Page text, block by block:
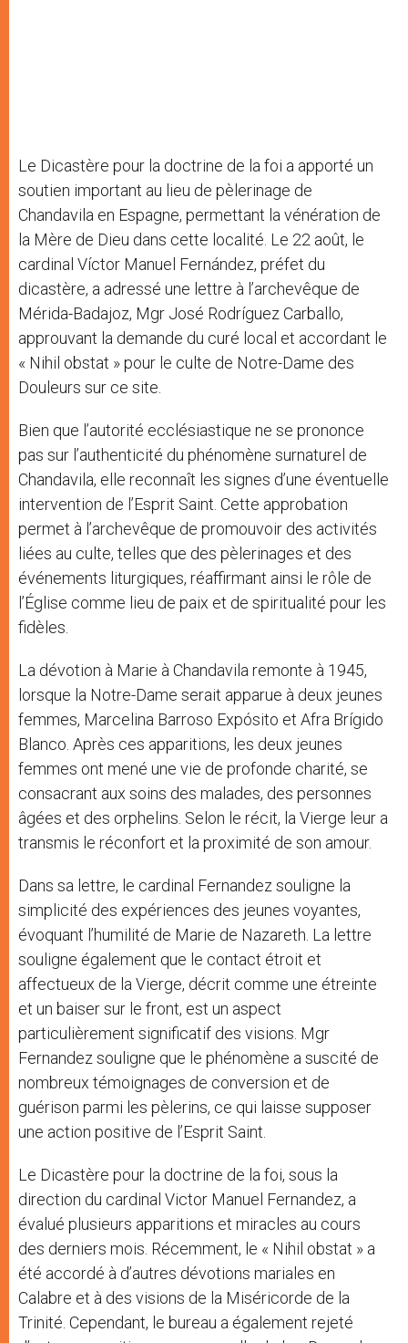
Le Dicastère pour la doctrine de la foi a apporté un
soutien important au lieu de pèlerinage de
Chandavila en Espagne, permettant la vénération de
la Mère de Dieu dans cette localité. Le 22 août, le
cardinal Víctor Manuel Fernández, préfet du
dicastère, a adressé une lettre à l’archevêque de
Mérida-Badajoz, Mgr José Rodríguez Carballo,
approuvant la demande du curé local et accordant le
« Nihil obstat » pour le culte de Notre-Dame des
Douleurs sur ce site.
Bien que l’autorité ecclésiastique ne se prononce
pas sur l’authenticité du phénomène surnaturel de
Chandavila, elle reconnaît les signes d’une éventuelle
intervention de l’Esprit Saint. Cette approbation
permet à l’archevêque de promouvoir des activités
liées au culte, telles que des pèlerinages et des
événements liturgiques, réaffirmant ainsi le rôle de
l’Église comme lieu de paix et de spiritualité pour les
fidèles.
La dévotion à Marie à Chandavila remonte à 1945,
lorsque la Notre-Dame serait apparue à deux jeunes
femmes, Marcelina Barroso Expósito et Afra Brígido
Blanco. Après ces apparitions, les deux jeunes
femmes ont mené une vie de profonde charité, se
consacrant aux soins des malades, des personnes
âgées et des orphelins. Selon le récit, la Vierge leur a
transmis le réconfort et la proximité de son amour.
Dans sa lettre, le cardinal Fernandez souligne la
simplicité des expériences des jeunes voyantes,
évoquant l’humilité de Marie de Nazareth. La lettre
souligne également que le contact étroit et
affectueux de la Vierge, décrit comme une étreinte
et un baiser sur le front, est un aspect
particulièrement significatif des visions. Mgr
Fernandez souligne que le phénomène a suscité de
nombreux témoignages de conversion et de
guérison parmi les pèlerins, ce qui laisse supposer
une action positive de l’Esprit Saint.
Le Dicastère pour la doctrine de la foi, sous la
direction du cardinal Victor Manuel Fernandez, a
évalué plusieurs apparitions et miracles au cours
des derniers mois. Récemment, le « Nihil obstat » a
été accordé à d’autres dévotions mariales en
Calabre et à des visions de la Miséricorde de la
Trinité. Cependant, le bureau a également rejeté